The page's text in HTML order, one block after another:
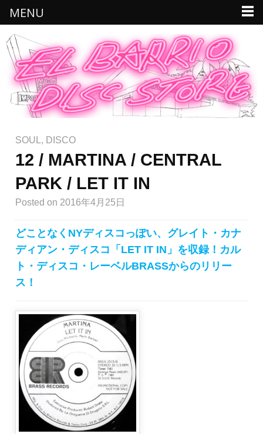
SOUL , DISCO
12 / MARTINA / CENTRAL
PARK / LET IT IN
Posted on 2016年4月25日
どことなくNYディスコっぽい、グレイト・カナ
ディアン・ディスコ「LET IT IN」を収録！カル
ト・ディスコ・レーベルBRASSからのリリー
ス！
MENU